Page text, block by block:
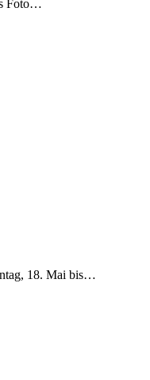
Foto…
18. Mai bis…